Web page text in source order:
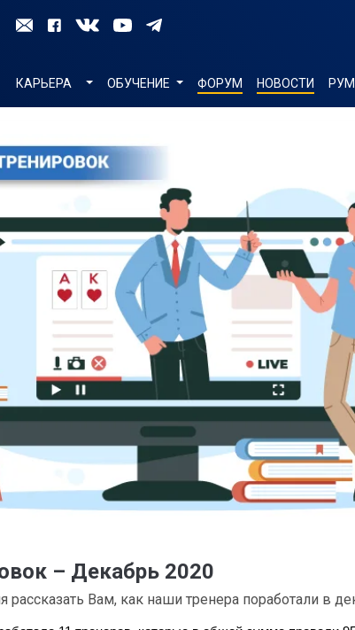
КАРЬЕРА TOGGLE DROPDOWN
ОБУЧЕНИЕ ФОРУМ НОВОСТИ
– Декабрь 2020
рассказать Вам, как наши тренера поработали в